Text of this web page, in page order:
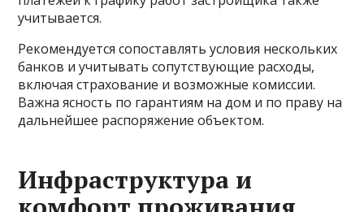
учитывается.
Рекомендуется сопоставлять условия нескольких
банков и учитывать сопутствующие расходы,
включая страхование и возможные комиссии.
Важна ясность по гарантиям на дом и по праву на
дальнейшее распоряжение объектом.
Инфраструктура и